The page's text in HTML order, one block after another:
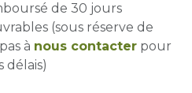
de 30 jours
(sous réserve de
à nous contacter pour
délais)